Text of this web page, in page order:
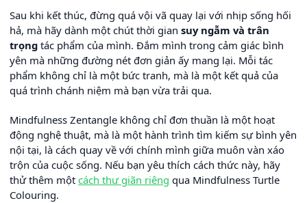
Sau khi kết thúc, đừng quá vội vã quay lại với nhịp sống hối
hả, mà hãy dành một chút thời gian suy ngẫm và trân
trọng tác phẩm của mình. Đắm mình trong cảm giác bình
yên mà những đường nét đơn giản ấy mang lại. Mỗi tác
phẩm không chỉ là một bức tranh, mà là một kết quả của
quá trình chánh niệm mà bạn vừa trải qua.
Mindfulness Zentangle không chỉ đơn thuần là một hoạt
động nghệ thuật, mà là một hành trình tìm kiếm sự bình yên
nội tại, là cách quay về với chính mình giữa muôn vàn xáo
trộn của cuộc sống. Nếu bạn yêu thích cách thức này, hãy
thử thêm một cách thư giãn riêng qua Mindfulness Turtle
Colouring.